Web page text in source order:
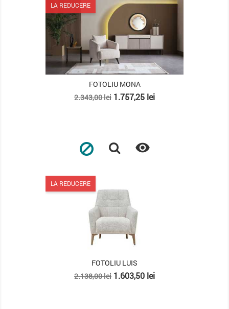
LA REDUCERE
FOTOLIU MONA
Pret
2.343,00 lei Pret
1.757,25 lei

LA REDUCERE
FOTOLIU LUIS
Pret
2.138,00 lei Pret
1.603,50 lei